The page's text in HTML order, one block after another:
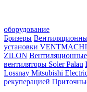
оборудование
Бризеры
установки
ZILON
вентиляторы Soler Palau
Lossnay Mitsubishi
рекуперацией